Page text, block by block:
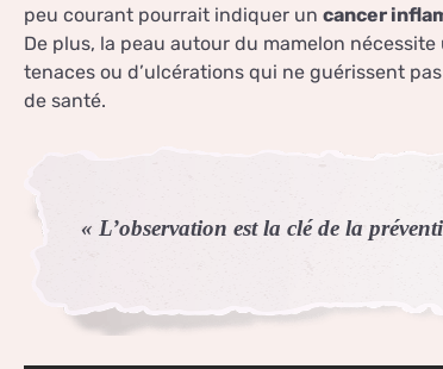
peu courant pourrait indiquer un cancer
De plus, la peau autour du mamelon
tenaces ou d’ulcérations qui ne guérissent
de santé.
« L’observation est la clé de la